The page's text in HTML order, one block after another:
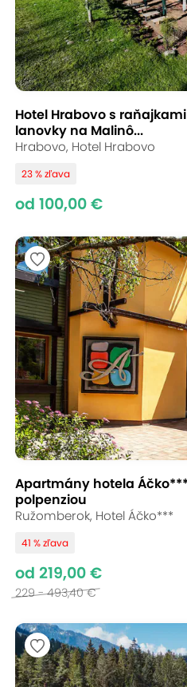
Hotel Hrabovo s
lanovky na Malinô...
Hrabovo, Hotel Hrabovo
23 % zľava
od 100,00 €
Apartmány hotela
polpenziou
Ružomberok, Hotel Áčko***
41 % zľava
od 219,00 €
229 - 493,40 €